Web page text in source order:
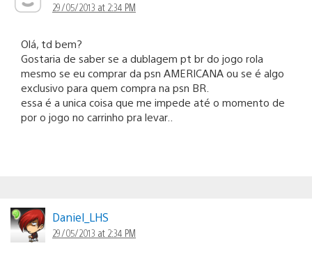
29/05/2013 at 2:34 PM
Olá, td bem?
Gostaria de saber se a dublagem pt br do jogo rola
mesmo se eu comprar da psn AMERICANA ou se é algo
exclusivo para quem compra na psn BR.
essa é a unica coisa que me impede até o momento de
por o jogo no carrinho pra levar..
Daniel_LHS
29/05/2013 at 2:34 PM